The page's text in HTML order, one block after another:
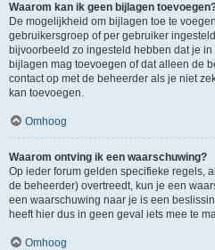
Waarom kan ik geen bijlagen
De mogelijkheid om bijlagen toe te
gebruikersgroep of per gebruiker
bijvoorbeeld zo ingesteld hebben dat je
bijlagen mag toevoegen of dat alleen de
contact op met de beheerder als je niet
kan toevoegen.
Omhoog
Waarom ontving ik een waarschuwing?
Op ieder forum gelden specifieke regels,
de beheerder) overtreedt, kun je een
een waarschuwing naar je is een
heeft hier dus in geen geval iets mee te
Omhoog